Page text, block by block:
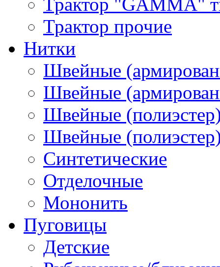
Трактор прочие
Нитки
Швейные
Швейные
Швейные
Швейные
Синтетические
Отделочные
Мононить
Пуговицы
Детские